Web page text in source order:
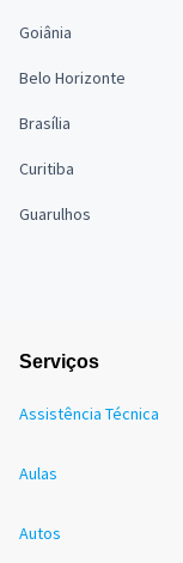
Goiânia
Belo Horizonte
Brasília
Curitiba
Guarulhos
Serviços
Assistência Técnica
Aulas
Autos